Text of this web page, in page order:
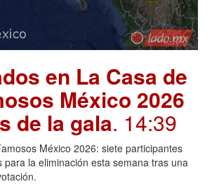
en La Casa de
México 2026
de la gala. 14:39
México 2026: siete participantes
para la eliminación esta semana tras una